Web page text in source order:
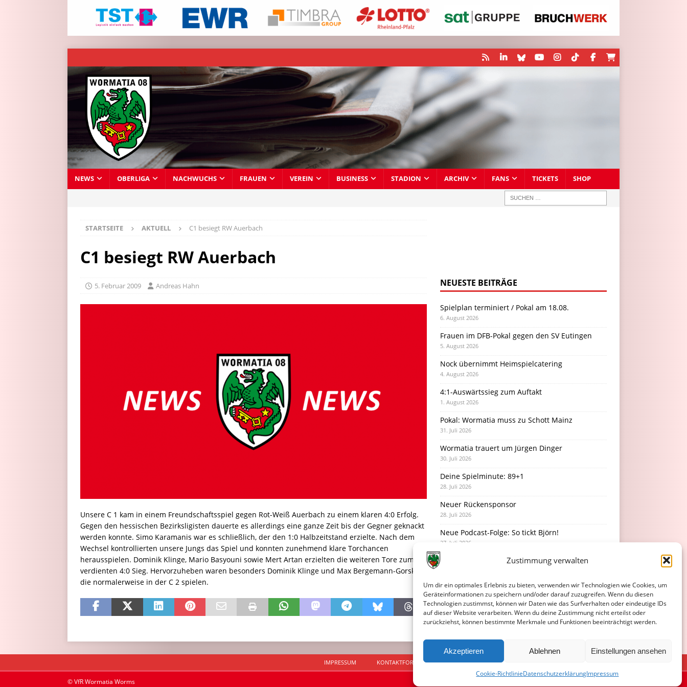
Zustimmung verwalten
Um dir ein optimales Erlebnis zu bieten, verwenden wir Technologien wie Cookies, um
Geräteinformationen zu speichern und/oder darauf zuzugreifen. Wenn du diesen
Technologien zustimmst, können wir Daten wie das Surfverhalten oder eindeutige IDs
auf dieser Website verarbeiten. Wenn du deine Zustimmung nicht erteilst oder
zurückziehst, können bestimmte Merkmale und Funktionen beeinträchtigt werden.
Akzeptieren Ablehnen Einstellungen ansehen
Cookie-RichtlinieDatenschutzerklärungImpressum
NEWS OBERLIGA NACHWUCHS FRAUEN VEREIN BUSINESS STADION ARCHIV FANS TICKETS SHOP
STARTSEITE AKTUELL C1 besiegt RW Auerbach
C1 besiegt RW Auerbach
5. Februar 2009 Andreas Hahn
Unsere C 1 kam in einem Freundschaftsspiel gegen Rot-Weiß Auerbach zu einem klaren 4:0 Erfolg.
Gegen den hessischen Bezirksligisten dauerte es allerdings eine ganze Zeit bis der Gegner geknackt
werden konnte. Simo Karamanis war es schließlich, der den 1:0 Halbzeitstand erzielte. Nach dem
Wechsel kontrollierten unsere Jungs das Spiel und konnten zunehmend klare Torchancen
herausspielen. Dominik Klinge, Mario Basyouni sowie Mert Artan erzielten die weiteren Tore zum
verdienten 4:0 Sieg. Hervorzuheben waren besonders Dominik Klinge und Max Bergemann-Gorski,
die normalerweise in der C 2 spielen.
NEUESTE BEITRÄGE
Spielplan terminiert / Pokal am 18.08.
6. August 2026
Frauen im DFB-Pokal gegen den SV Eutingen
5. August 2026
Nock übernimmt Heimspielcatering
4. August 2026
4:1-Auswärtssieg zum Auftakt
1. August 2026
Pokal: Wormatia muss zu Schott Mainz
31. Juli 2026
Wormatia trauert um Jürgen Dinger
30. Juli 2026
Deine Spielminute: 89+1
28. Juli 2026
Neuer Rückensponsor
28. Juli 2026
Neue Podcast-Folge: So tickt Björn!
27. Juli 2026
Eindrücke vom Stadionfest
IMPRESSUM KONTAKTFORMULAR DATENSCHUTZERKLÄRUNG
© VfR Wormatia Worms